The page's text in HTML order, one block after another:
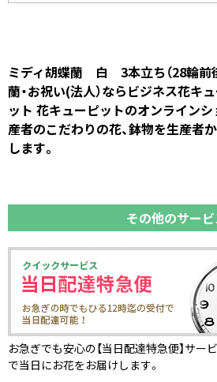
ミディ胡蝶蘭 白 3本立ち（28輪前
蘭・お祝い(法人）ならビジネス花キ
ット 花キューピットのオンライン
産者のこだわりの花、鉢物を生産者
します。
その他のサー
お急ぎでも安心の【当日配達特急便】サー
で当日にお花をお届けします。